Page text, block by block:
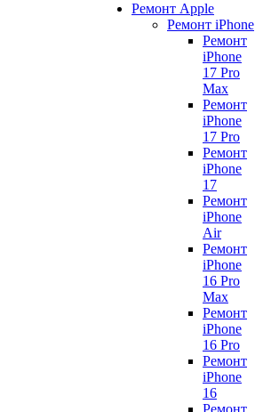
Ремонт Apple
Ремонт iPhone
Ремонт
iPhone
17 Pro
Max
Ремонт
iPhone
17 Pro
Ремонт
iPhone
17
Ремонт
iPhone
Air
Ремонт
iPhone
16 Pro
Max
Ремонт
iPhone
16 Pro
Ремонт
iPhone
16
Ремонт